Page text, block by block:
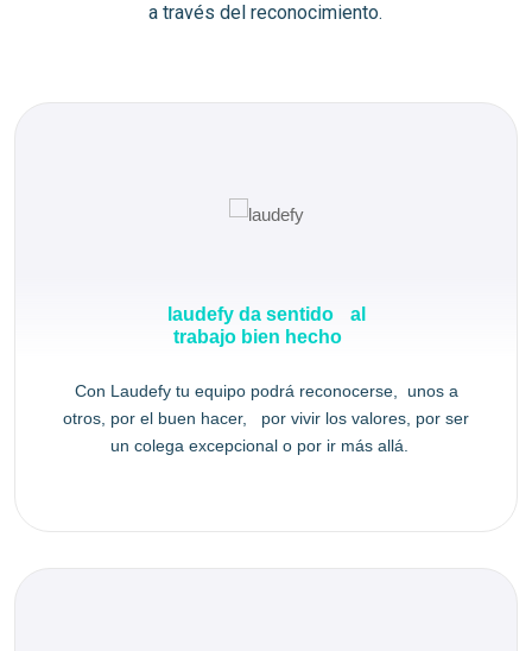
a través del reconocimiento.
laudefy da sentido al
trabajo bien hecho
Con Laudefy tu equipo podrá reconocerse, unos a
otros, por el buen hacer, por vivir los valores, por ser
un colega excepcional o por ir más allá.